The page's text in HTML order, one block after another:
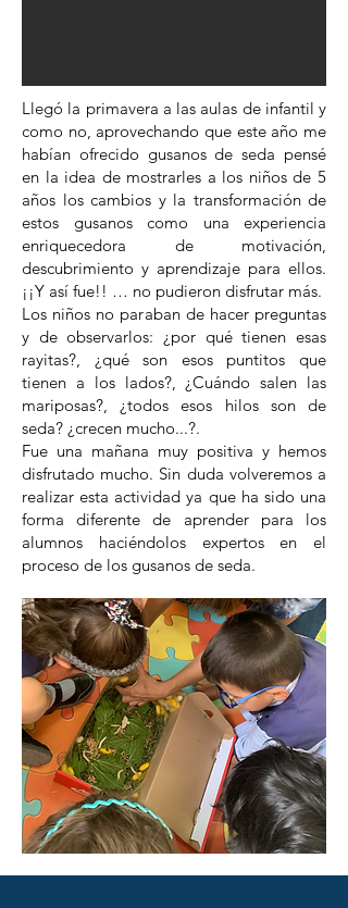
Llegó la primavera a las aulas de infantil y
como no, aprovechando que este año me
habían ofrecido gusanos de seda pensé
en la idea de mostrarles a los niños de 5
años los cambios y la transformación de
estos gusanos como una experiencia
enriquecedora de motivación,
descubrimiento y aprendizaje para ellos.
¡¡Y así fue!! … no pudieron disfrutar más.
Los niños no paraban de hacer preguntas
y de observarlos: ¿por qué tienen esas
rayitas?, ¿qué son esos puntitos que
tienen a los lados?, ¿Cuándo salen las
mariposas?, ¿todos esos hilos son de
seda? ¿crecen mucho...?.
Fue una mañana muy positiva y hemos
disfrutado mucho. Sin duda volveremos a
realizar esta actividad ya que ha sido una
forma diferente de aprender para los
alumnos haciéndolos expertos en el
proceso de los gusanos de seda.